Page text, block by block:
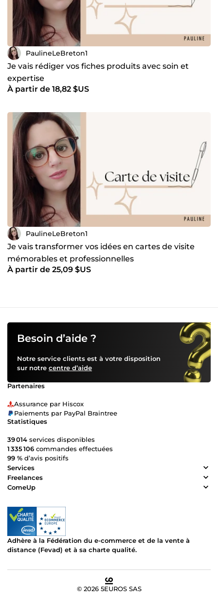
PaulineLeBreton1
Je vais rédiger vos fiches produits avec soin et
expertise
À partir de 18,82 $US
PaulineLeBreton1
Je vais transformer vos idées en cartes de visite
mémorables et professionnelles
À partir de 25,09 $US
Besoin d’aide ?
Notre service clients est à votre disposition
sur notre centre d’aide
Partenaires
Assurance par Hiscox
Paiements par PayPal Braintree
Statistiques
39 014 services disponibles
1 335 106 commandes effectuées
99 % d’avis positifs
Services
Freelances
ComeUp
Adhère à la Fédération du e-commerce et de la vente à
distance (Fevad) et à sa charte qualité.
© 2026 5EUROS SAS